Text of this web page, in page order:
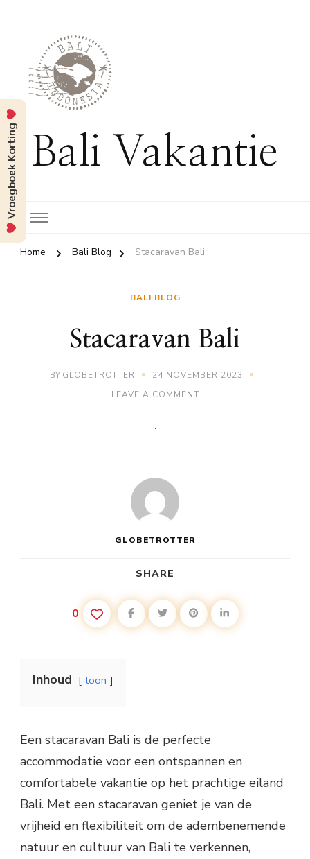
Bali Vakantie
Home Bali Blog Stacaravan Bali
BALI BLOG
Stacaravan Bali
BY GLOBETROTTER
24 NOVEMBER 2023
LEAVE A COMMENTON
GLOBETROTTER
SHARE
0
Inhoud toon
Een stacaravan Bali is de perfecte
accommodatie voor een ontspannen en
comfortabele vakantie op het prachtige eiland
Bali. Met een stacaravan geniet je van de
vrijheid en flexibiliteit om de adembenemende
natuur en cultuur van Bali te verkennen,
Vroegboek Korting